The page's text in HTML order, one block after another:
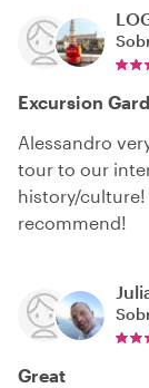
Excursion
Alessandro
tour to our
history/
recommend!
Great